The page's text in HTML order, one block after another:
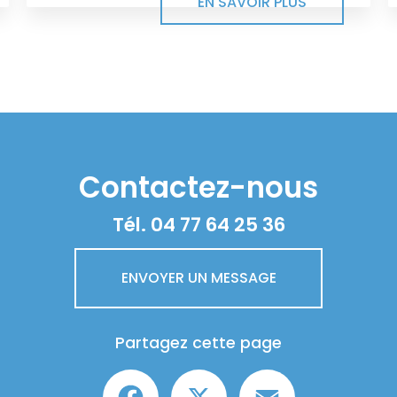
Contactez-nous
Tél. 04 77 64 25 36
ENVOYER UN MESSAGE
Partagez cette page
Facebook